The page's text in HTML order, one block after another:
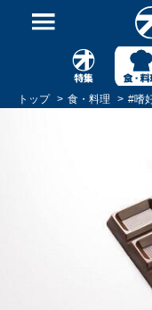
トップ 食・料理 #嗜